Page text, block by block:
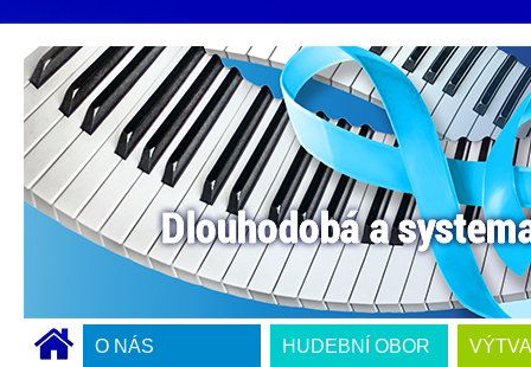
O NÁS HUDEBNÍ OBOR